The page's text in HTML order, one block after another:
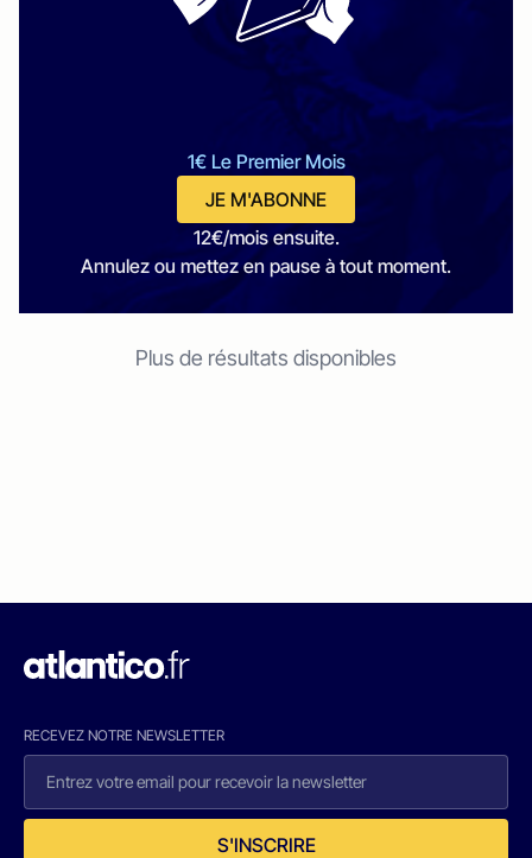
1€ Le Premier Mois
JE M'ABONNE
12€/mois ensuite.
Annulez ou mettez en pause à tout moment.
Plus de résultats disponibles
RECEVEZ NOTRE NEWSLETTER
S'INSCRIRE